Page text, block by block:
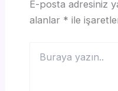
E-posta adresiniz
alanlar * ile
yazın..